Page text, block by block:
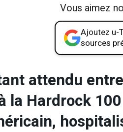
Vous aimez
Ajoutez u-
sources
attendu
la Hardrock